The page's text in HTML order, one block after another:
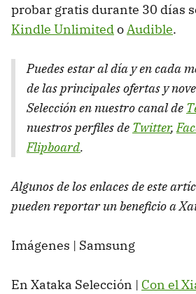
probar gratis durante 30 días
Kindle UnlimitedoAudible.
Puedes estar al día y en cada
de las principales ofertas y
Selección en nuestro canal de
nuestros perfiles de Twitter,
Flipboard.
Algunos de los enlaces de este
pueden reportar un beneficio a
Imágenes | Samsung
En Xataka Selección | Con el